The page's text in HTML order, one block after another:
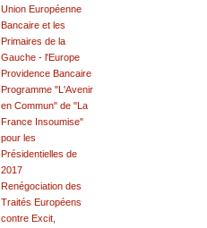
Union Européenne
Bancaire et les
Primaires de la
Gauche - l'Europe
Providence Bancaire
Programme "L'Avenir
en Commun" de "La
France Insoumise"
pour les
Présidentielles de
2017
Renégociation des
Traités Européens
contre Excit,